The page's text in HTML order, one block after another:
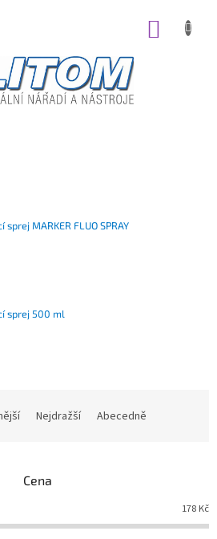
sprej MARKER FLUO SPRAY
sprej 500 ml
Nejdražší Abecedně
Cena
178 Kč